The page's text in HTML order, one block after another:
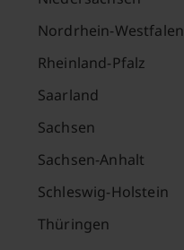
Nordrhein-Westfalen
Rheinland-Pfalz
Saarland
Sachsen
Sachsen-Anhalt
Schleswig-Holstein
Thüringen